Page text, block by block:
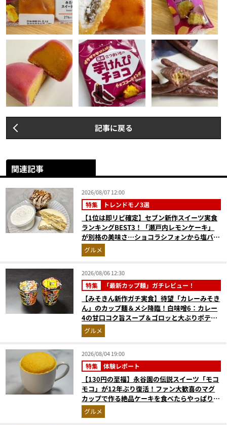
記事に戻る
関連記事
2026/08/07 12:00
特集 トレンドモノ3選
【1位は即リピ確定】セブン新作スイーツ実食
ランキングBEST3！「瀬戸内レモンケーキ」
が別格の美味さ…ショコラシフォンから塩バニ
ラプリンまで本気レビュー
グルメ
2026/08/06 12:30
特集 「最新カップ麺」ガチレビュー！
【みそきん新作ガチ実食】待望「カレーみそき
ん」のカップ麺＆メシ降臨！白味噌6：カレー
4の甘口コク旨スープ＆ゴロッと大ぶりポテト
に歓喜
グルメ
2026/08/04 19:00
特集 体験レポート
【130円の至福】永谷園の伝説スイーツ「モコ
モコ」が12年ぶり復活！ファン大歓喜のマグ
カップで作る絶品ケーキを食べたらやっぱり最
高にウマかった
グルメ